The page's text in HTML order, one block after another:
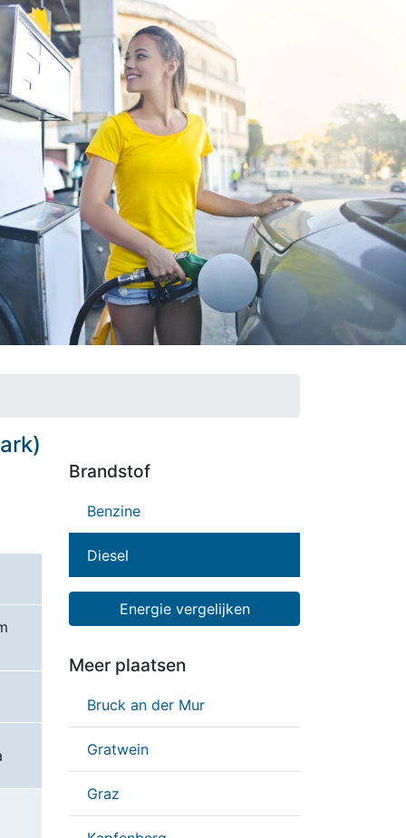
Brandstof
Benzine
Diesel
Energie vergelijken
Meer plaatsen
Bruck an der Mur
Gratwein
Graz